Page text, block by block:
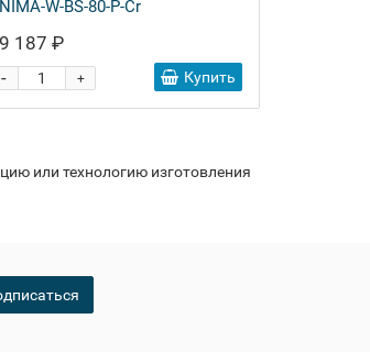
W-BS-80-P-Cr
187 ₽
+
- Купить
или технологию изготовления